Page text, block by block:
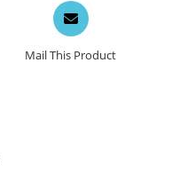
Opens
in
a
new
Mail This Product